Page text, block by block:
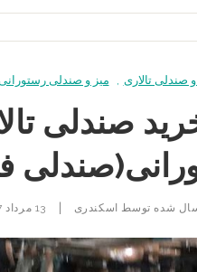
صندلی تالاری میز و صندلی رستورانی
صندلی
شده توسط اسکندری 13 مرداد 1397